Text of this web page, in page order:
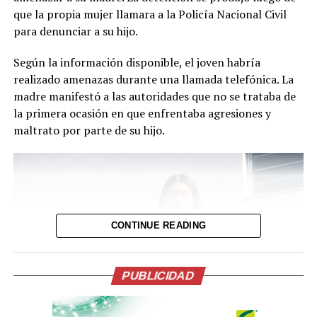
motociclista que
trabajaba como
repartidor y que falleció
en el lugar tras el
impacto.
Luego del…
pic.twitter.com/UxiVvtMJIG
— PNC El Salvador
(@PNCSV)August 8,
2026
El motociclista fallecido fue identificado como Manuel
que la propia mujer llamara a la Policía Nacional Civil
para denunciar a su hijo.
Según la información disponible, el joven habría
realizado amenazas durante una llamada telefónica. La
madre manifestó a las autoridades que no se trataba de
la primera ocasión en que enfrentaba agresiones y
maltrato por parte de su hijo.
CONTINUE READING
PUBLICIDAD